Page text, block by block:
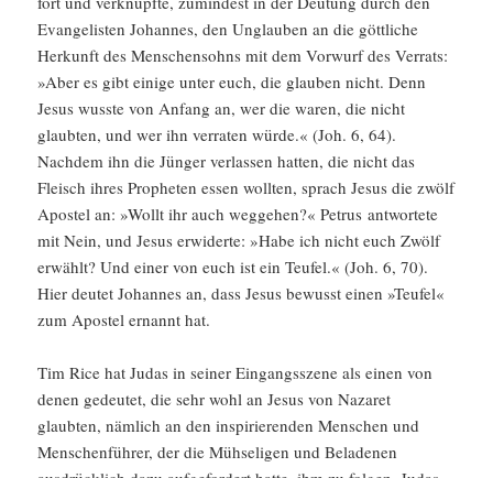
Evange­listen Johannes, den Unglauben an die göttliche
Herkunft des Menschen­sohns mit dem Vorwurf des Verrats:
»Aber es gibt einige unter euch, die glauben nicht. Denn
Jesus wusste von Anfang an, wer die waren, die nicht
glaubten, und wer ihn verraten würde.« (Joh. 6, 64).
Nachdem ihn die Jünger verlassen hatten, die nicht das
Fleisch ihres Propheten essen wollten, sprach Jesus die zwölf
Apostel an: »Wollt ihr auch weggehen?« Petrus antwor­tete
mit Nein, und Jesus erwiderte: »Habe ich nicht euch Zwölf
erwählt? Und einer von euch ist ein Teufel.« (Joh. 6, 70).
Hier deutet Johannes an, dass Jesus bewusst einen »Teufel«
zum Apostel ernannt hat.
Tim Rice hat Judas in seiner Eingangs­szene als einen von
denen gedeutet, die sehr wohl an Jesus von Nazaret
glaubten, nämlich an den inspi­rie­renden Menschen und
Menschen­führer, der die Mühse­ligen und Beladenen